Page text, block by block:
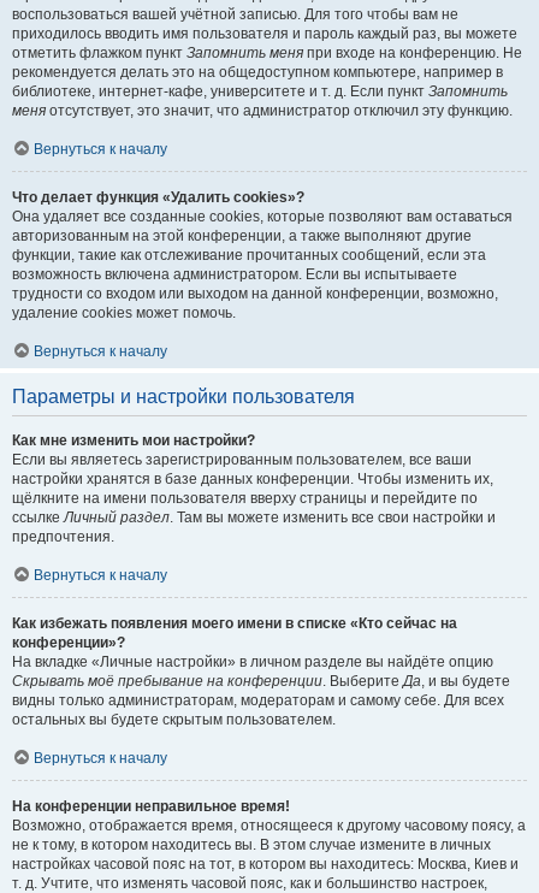
воспользоваться вашей учётной записью. Для того чтобы вам не
приходилось вводить имя пользователя и пароль каждый раз, вы можете
отметить флажком пункт Запомнить меня при входе на конференцию. Не
рекомендуется делать это на общедоступном компьютере, например в
библиотеке, интернет-кафе, университете и т. д. Если пункт Запомнить
меня отсутствует, это значит, что администратор отключил эту функцию.
Вернуться к началу
Что делает функция «Удалить cookies»?
Она удаляет все созданные cookies, которые позволяют вам оставаться
авторизованным на этой конференции, а также выполняют другие
функции, такие как отслеживание прочитанных сообщений, если эта
возможность включена администратором. Если вы испытываете
трудности со входом или выходом на данной конференции, возможно,
удаление cookies может помочь.
Вернуться к началу
Параметры и настройки пользователя
Как мне изменить мои настройки?
Если вы являетесь зарегистрированным пользователем, все ваши
настройки хранятся в базе данных конференции. Чтобы изменить их,
щёлкните на имени пользователя вверху страницы и перейдите по
ссылкеЛичный раздел. Там вы можете изменить все свои настройки и
предпочтения.
Вернуться к началу
Как избежать появления моего имени в списке «Кто сейчас на
конференции»?
На вкладке «Личные настройки» в личном разделе вы найдёте опцию
Скрывать моё пребывание на конференции. ВыберитеДа, и вы будете
видны только администраторам, модераторам и самому себе. Для всех
остальных вы будете скрытым пользователем.
Вернуться к началу
На конференции неправильное время!
Возможно, отображается время, относящееся к другому часовому поясу, а
не к тому, в котором находитесь вы. В этом случае измените в личных
настройках часовой пояс на тот, в котором вы находитесь: Москва, Киев и
т. д. Учтите, что изменять часовой пояс, как и большинство настроек,